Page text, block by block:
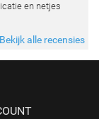
en netjes
Bekijk alle recensies